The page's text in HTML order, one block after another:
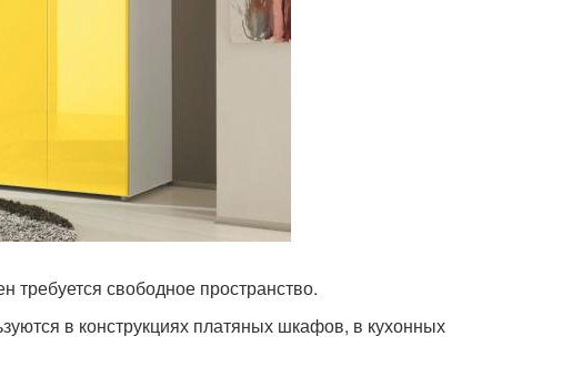
требуется свободное пространство.
в конструкциях платяных шкафов, в кухонных